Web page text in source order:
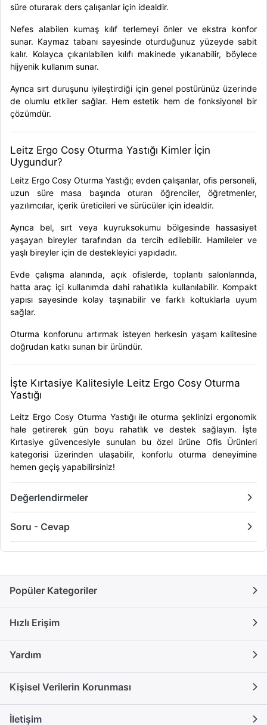
süre oturarak ders çalışanlar için idealdir.
Nefes alabilen kumaş kılıf terlemeyi önler ve ekstra konfor
sunar. Kaymaz tabanı sayesinde oturduğunuz yüzeyde sabit
kalır. Kolayca çıkarılabilen kılıfı makinede yıkanabilir, böylece
hijyenik kullanım sunar.
Ayrıca sırt duruşunu iyileştirdiği için genel postürünüz üzerinde
de olumlu etkiler sağlar. Hem estetik hem de fonksiyonel bir
çözümdür.
Leitz Ergo Cosy Oturma Yastığı Kimler İçin
Uygundur?
Leitz Ergo Cosy Oturma Yastığı; evden çalışanlar, ofis personeli,
uzun süre masa başında oturan öğrenciler, öğretmenler,
yazılımcılar, içerik üreticileri ve sürücüler için idealdir.
Ayrıca bel, sırt veya kuyruksokumu bölgesinde hassasiyet
yaşayan bireyler tarafından da tercih edilebilir. Hamileler ve
yaşlı bireyler için de destekleyici yapıdadır.
Evde çalışma alanında, açık ofislerde, toplantı salonlarında,
hatta araç içi kullanımda dahi rahatlıkla kullanılabilir. Kompakt
yapısı sayesinde kolay taşınabilir ve farklı koltuklarla uyum
sağlar.
Oturma konforunu artırmak isteyen herkesin yaşam kalitesine
doğrudan katkı sunan bir üründür.
İşte Kırtasiye Kalitesiyle Leitz Ergo Cosy Oturma
Yastığı
Leitz Ergo Cosy Oturma Yastığı ile oturma şeklinizi ergonomik
hale getirerek gün boyu rahatlık ve destek sağlayın. İşte
Kırtasiye güvencesiyle sunulan bu özel ürüne Ofis Ürünleri
kategorisi üzerinden ulaşabilir, konforlu oturma deneyimine
hemen geçiş yapabilirsiniz!
Değerlendirmeler
Soru - Cevap
Popüler Kategoriler
Hızlı Erişim
Yardım
Kişisel Verilerin Korunması
İletişim